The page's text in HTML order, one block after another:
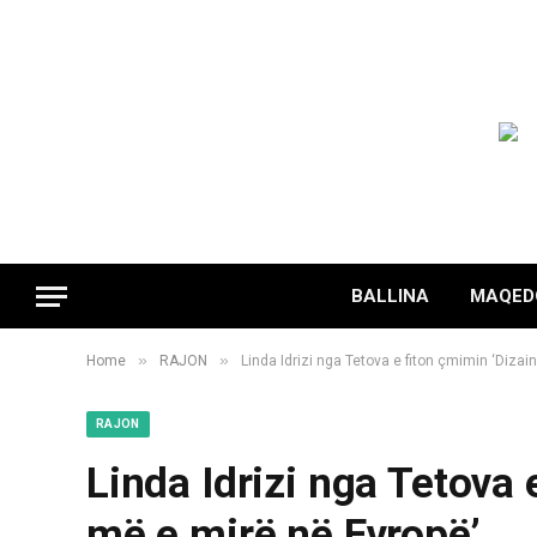
BALLINA
Home » RAJON » Linda Idrizi nga Tetova e fiton çmimin
RAJON
Linda Idrizi nga Tetova